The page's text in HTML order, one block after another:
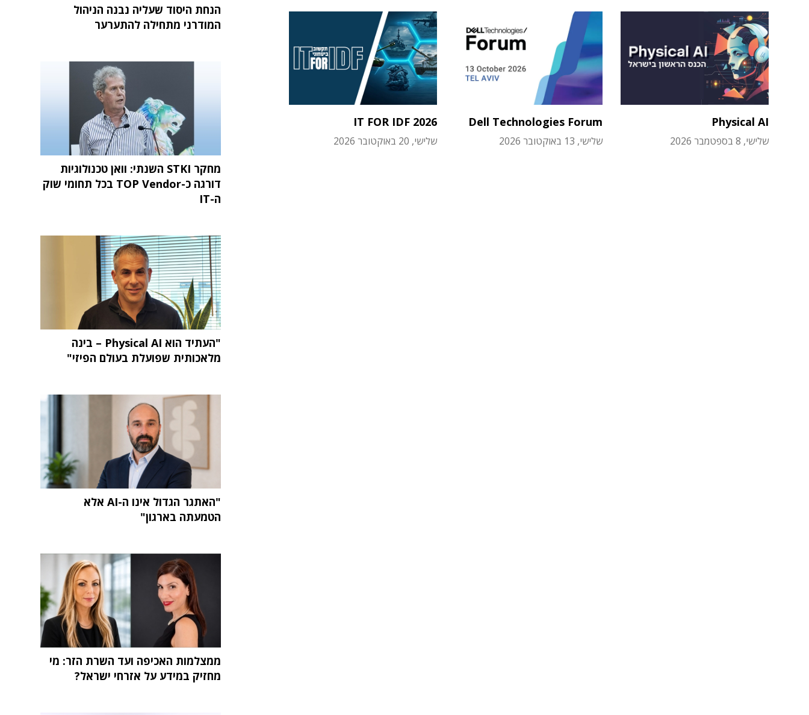
Physical AI
שלישי, 8 בספטמבר 2026
Dell Technologies Forum
שלישי, 13 באוקטובר 2026
IT FOR IDF 2026
שלישי, 20 באוקטובר 2026
הנחת היסוד שעליה נבנה הניהול
המודרני מתחילה להתערער
מחקר STKI השנתי: וואן טכנולוגיות
דורגה כ-TOP Vendor בכל תחומי שוק
ה-IT
"העתיד הוא Physical AI – בינה
מלאכותית שפועלת בעולם הפיזי"
"האתגר הגדול אינו ה-AI אלא
הטמעתה בארגון"
ממצלמות האכיפה ועד השרת הזר: מי
מחזיק במידע על אזרחי ישראל?